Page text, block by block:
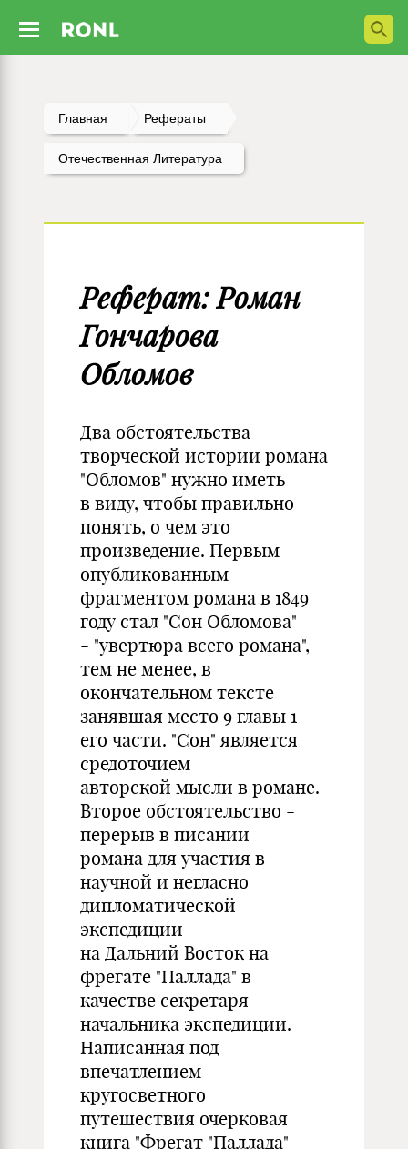
Главная Рефераты
Отечественная Литература
Реферат: Роман
Гончарова
Обломов
Два обстоятельства
творческой истории романа
"Обломов" нужно иметь
в виду, чтобы правильно
понять, о чем это
произведение. Первым
опубликованным
фрагментом романа в 1849
году стал "Сон Обломова"
- "увертюра всего романа",
тем не менее, в
окончательном тексте
занявшая место 9 главы 1
его части. "Сон" является
средоточием
авторской мысли в романе.
Второе обстоятельство -
перерыв в писании
романа для участия в
научной и негласно
дипломатической
экспедиции
на Дальний Восток на
фрегате "Паллада" в
качестве секретаря
начальника экспедиции.
Написанная под
впечатлением
кругосветного
путешествия очерковая
книга "Фрегат "Паллада"